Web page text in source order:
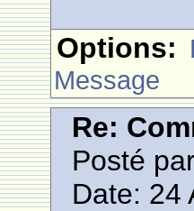
Options:
Message
Re:
Posté
Date: 24